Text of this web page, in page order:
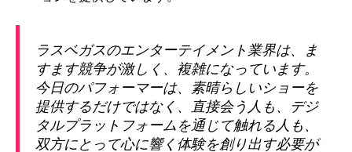
ラスベガスのエンターテイメント業界は、ま
すます競争が激しく、複雑になっています。
今日のパフォーマーは、素晴らしいショーを
提供するだけではなく、直接会う人も、デジ
タルプラットフォームを通じて触れる人も、
双方にとって心に響く体験を創り出す必要が